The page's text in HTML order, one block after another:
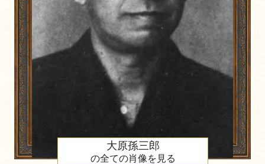
大原孫三郎
の全ての肖像を見る